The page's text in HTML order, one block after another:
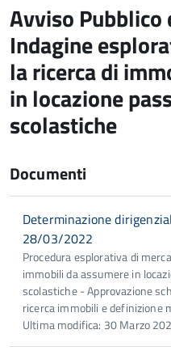
Avviso
Indagine
la ricerca di
in locazione
scolastiche
Documenti
Determinazione
28/03/2022
Procedura esplorativa di
immobili da assumere in
scolastiche - Approvazione
ricerca immobili e definizione
Ultima modifica: 30 Marzo